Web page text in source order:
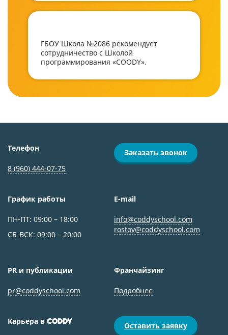
ГБОУ Школа №2086 рекомендует
сотрудничество с Школой
программирования «COODY».
Телефон
8 (960) 444-07-75
Заказать звонок
График работы
ПН-ПТ: 09:00 – 18:00
СБ-ВСК: 09:00 – 20:00
E-mail
info@coddyschool.com
rostov@coddyschool.com
PR и публикации
pr@coddyschool.com
Франчайзинг
Подробнее
Карьера в CODDY Оставить заявку